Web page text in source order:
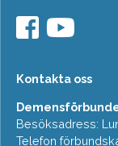
Kontakta oss
Besöksadress:
Telefon